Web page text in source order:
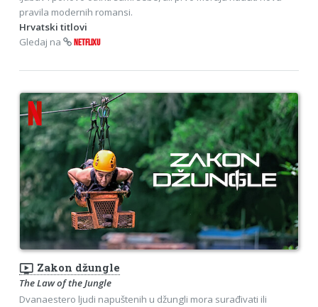
pravila modernih romansi.
Hrvatski titlovi
Gledaj na
NETFLIXU
ondemand_video Zakon džungle
The Law of the Jungle
Dvanaestero ljudi napuštenih u džungli mora surađivati ili